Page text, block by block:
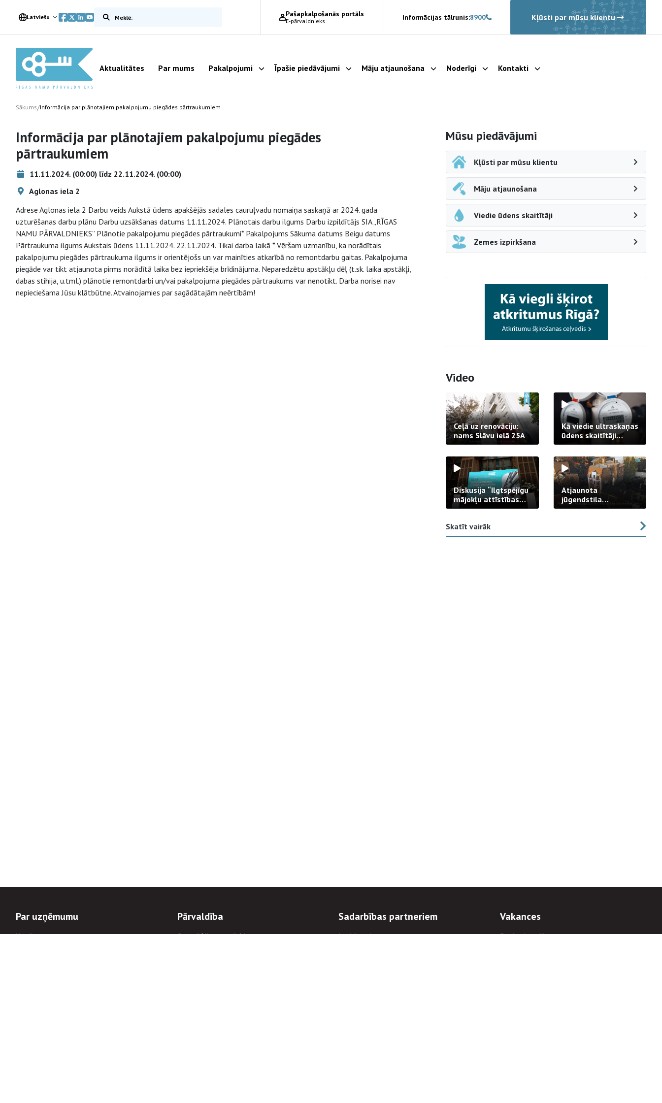
Latviešu Meklēt vietnē Pašapkalpošanās portāls
E-pārvaldnieks Informācijas tālrunis:8900 Kļūsti par mūsu klientu
Aktualitātes Par mums Pakalpojumi Parādīt apakšizvēlni
Īpašie piedāvājumi Parādīt apakšizvēlni
Māju atjaunošana Parādīt apakšizvēlni
Noderīgi Parādīt apakšizvēlni
Kontakti Parādīt apakšizvēlni
Sākums/Informācija par plānotajiem pakalpojumu piegādes pārtraukumiem
Informācija par plānotajiem pakalpojumu piegādes
pārtraukumiem
11.11.2024. (00:00) līdz 22.11.2024. (00:00)
Aglonas iela 2
Adrese Aglonas iela 2 Darbu veids Aukstā ūdens apakšējās sadales cauruļvadu nomaiņa saskaņā ar 2024. gada
uzturēšanas darbu plānu Darbu uzsākšanas datums 11.11.2024. Plānotais darbu ilgums Darbu izpildītājs SIA „RĪGAS
NAMU PĀRVALDNIEKS” Plānotie pakalpojumu piegādes pārtraukumi* Pakalpojums Sākuma datums Beigu datums
Pārtraukuma ilgums Aukstais ūdens 11.11.2024. 22.11.2024. Tikai darba laikā * Vēršam uzmanību, ka norādītais
pakalpojumu piegādes pārtraukuma ilgums ir orientējošs un var mainīties atkarībā no remontdarbu gaitas. Pakalpojuma
piegāde var tikt atjaunota pirms norādītā laika bez iepriekšēja brīdinājuma. Neparedzētu apstākļu dēļ (t.sk. laika apstākļi,
dabas stihija, u.tml.) plānotie remontdarbi un/vai pakalpojuma piegādes pārtraukums var nenotikt. Darba norisei nav
nepieciešama Jūsu klātbūtne. Atvainojamies par sagādātajām neērtībām!
Sāna navigācija
Mūsu piedāvājumi
Kļūsti par mūsu klientu
Māju atjaunošana
Viedie ūdens skaitītāji
Zemes izpirkšana
Video
Ceļā uz renovāciju:
nams Slāvu ielā 25A
Kā viedie ultraskaņas
ūdens skaitītāji
strādā praksē
Diskusija “Ilgtspējīgu
mājokļu attīstības
izaicinājums”
Atjaunota
jūgendstila
arhitektūras pērles
Skatīt vairāk
Par uzņēmumu
Uzņēmums
Pārvaldība
Stratēģija un mērķi
Sadarbības partneriem
Iepirkumi
Vakances
Darba iespējas